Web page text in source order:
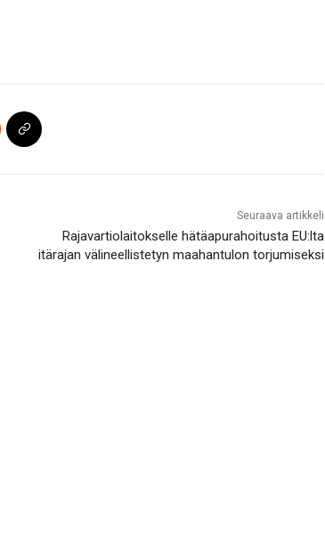
Seuraava artikkeli
Rajavartiolaitokselle hätäapurahoitusta EU:lta
itärajan välineellistetyn maahantulon torjumiseksi